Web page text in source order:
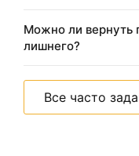
Можно ли вернуть
лишнего?
Все часто